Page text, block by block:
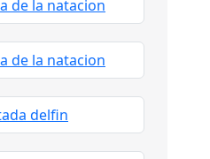
de la natacion
de la natacion
delfin